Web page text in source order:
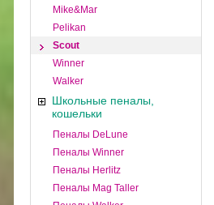
Mike&Mar
Pelikan
Scout
Winner
Walker
Школьные пеналы,
кошельки
Пеналы DeLune
Пеналы Winner
Пеналы Herlitz
Пеналы Mag Taller